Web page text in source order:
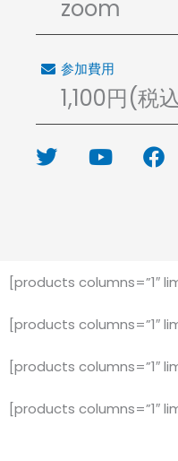
zoom
参加費用
1,100円(税
T
r
Y
e
F
a
o
[products columns=”1″
[products columns=”1″
[products columns=”1″
[products columns=”1″